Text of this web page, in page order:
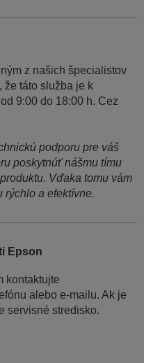
z našich špecialistov
že táto služba je k
9:00 do 18:00 h. Cez
podporu pre váš
poskytnúť nášmu tímu
Vďaka tomu vám
rýchlo a efektívne.
Epson
kontaktujte
alebo e-mailu. Ak je
servisné stredisko.